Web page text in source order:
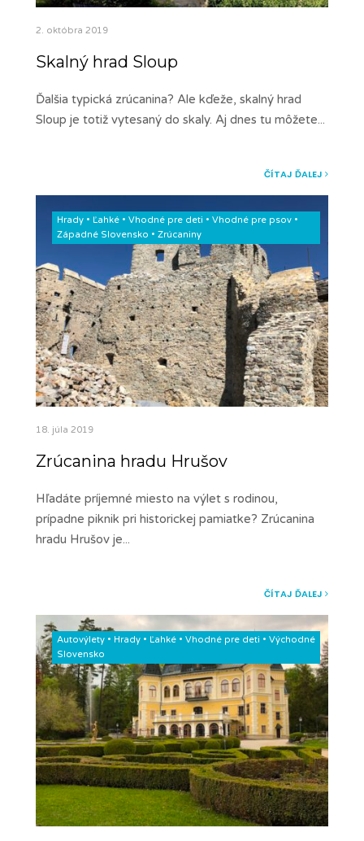
2. októbra 2019
Skalný hrad Sloup
Ďalšia typická zrúcanina? Ale kďeže, skalný hrad
Sloup je totiž vytesaný do skaly. Aj dnes tu môžete...
ČÍTAJ ĎALEJ
Hrady • Ľahké • Vhodné pre deti • Vhodné pre psov •
Západné Slovensko • Zrúcaniny
18. júla 2019
Zrúcanina hradu Hrušov
Hľadáte príjemné miesto na výlet s rodinou,
prípadne piknik pri historickej pamiatke? Zrúcanina
hradu Hrušov je...
ČÍTAJ ĎALEJ
Autovýlety • Hrady • Ľahké • Vhodné pre deti • Východné
Slovensko